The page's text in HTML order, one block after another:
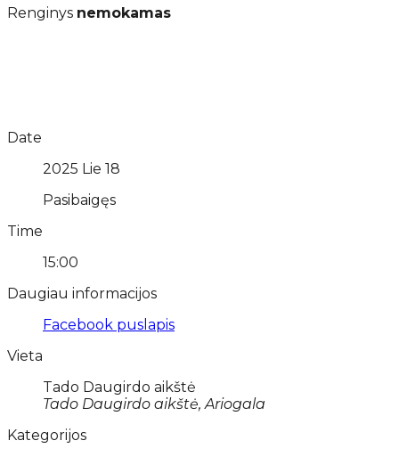
Renginys nemokamas
Date
2025 Lie 18
Pasibaigęs
Time
15:00
Daugiau informacijos
Facebook puslapis
Vieta
Tado Daugirdo aikštė
Tado Daugirdo aikštė, Ariogala
Kategorijos